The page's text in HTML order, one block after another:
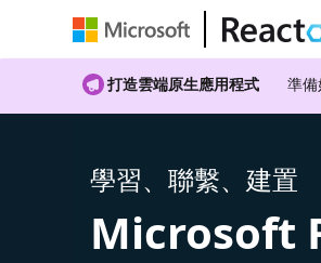
打造雲端原生應用程式 準
學習、聯繫、建置
Microsoft